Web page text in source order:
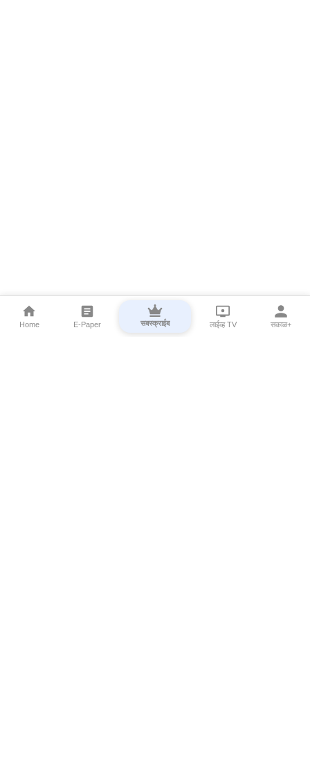
Home E-Paper सबस्क्राईब लाईव्ह TV सकाळ+